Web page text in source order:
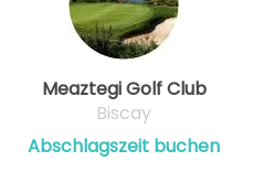
Meaztegi Golf Club
Biscay
Abschlagszeit buchen